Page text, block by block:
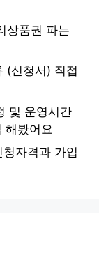
상품권 파는
(신청서) 직접
및 운영시간
해봤어요
자격과 가입